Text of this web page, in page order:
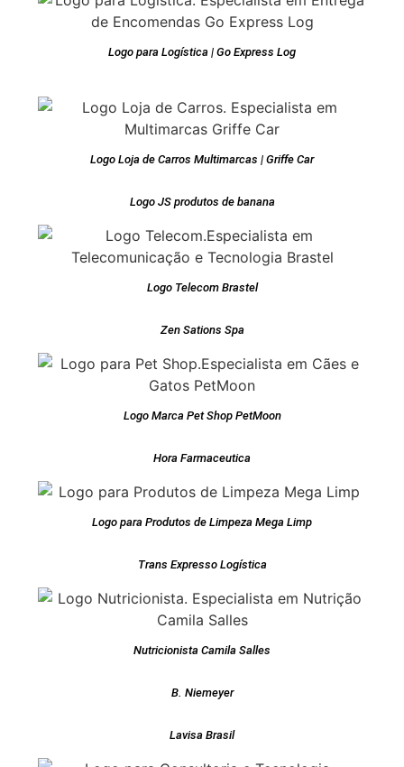
Logo para Logística | Go Express Log
Logo Loja de Carros Multimarcas | Griffe Car
Logo JS produtos de banana
Logo Telecom Brastel
Zen Sations Spa
Logo Marca Pet Shop PetMoon
Hora Farmaceutica
Logo para Produtos de Limpeza Mega Limp
Trans Expresso Logística
Nutricionista Camila Salles
B. Niemeyer
Lavisa Brasil